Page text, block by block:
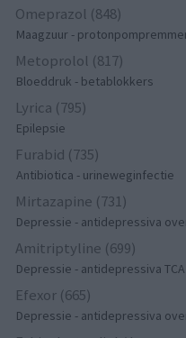
Omeprazol (848)
Maagzuur -
Metoprolol (817)
Bloeddruk - betablokkers
Lyrica (795)
Epilepsie
Furabid (735)
Antibiotica - urineweginfectie
Mirtazapine (731)
Depressie - antidepressiva
Amitriptyline (699)
Depressie - antidepressiva TCA
Efexor (665)
Depressie - antidepressiva